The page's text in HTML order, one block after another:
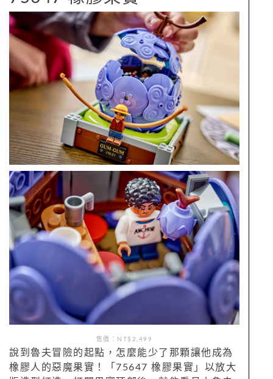
售價：NT$2,499
說到魯夫冒險的起點，怎麼能少了那顆讓他成為
橡膠人的惡魔果實！「75647 橡膠果實」以放大